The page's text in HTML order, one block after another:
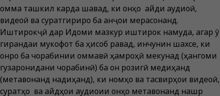
омма ташкил карда шавад, ки онҳо қайди аудиоӣ,
видеоӣ ва суратгириро ба анҷои мерасонанд.
Иштирокҷӣ дар Иқдоми мазкур иштирок намуда, агар ӯ
гирандаи мукофот ба ҳисоб равад, инчунин шахсе, ки
онро ба чорабинии оммавӣ ҳамроҳӣ мекунад (ҳангоми
гузаронидани чорабинӣ) ба он розигӣ медиҳанд
(метавонанд надиҳанд), ки номҳо ва тасвирҳои видеоӣ,
суратҳо ва қайдҳои аудиоии онҳо метавонанд нашр